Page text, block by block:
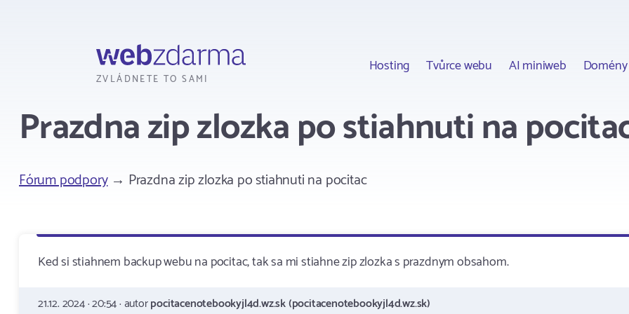
ZVLÁDNETE TO SAMI
Hosting Tvůrce webu AI miniweb Domény
Prazdna zip zlozka po stiahnuti na
Fórum podpory→ Prazdna zip zlozka po stiahnuti na pocitac
Ked si stiahnem backup webu na pocitac, tak sa mi stiahne zip zlozka s prazdnym obsahom.
21.12. 2024 · 20:54 · autorpocitacenotebookyjl4d.wz.sk (pocitacenotebookyjl4d.wz.sk)